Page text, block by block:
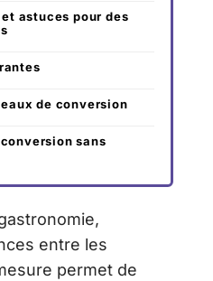
astuces pour des
de conversion
sans
entre les
permet de